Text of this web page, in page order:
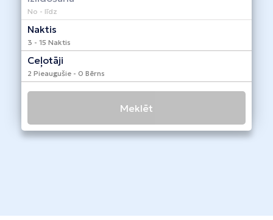
Taizeme
Turcija
Apvienotie Arābu Emirāti
Itālija
Dominikānas Republika
No - līdz
Naktis
3 - 15 Naktis
Ceļotāji
2 Pieaugušie - 0 Bērns
Meklēt